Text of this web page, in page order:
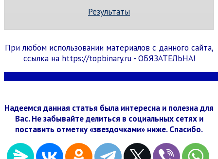
Результаты
При любом использовании материалов с данного сайта,
ссылка на https://topbinary.ru - ОБЯЗАТЕЛЬНА!
Надеемся данная статья была интересна и полезна для
Вас. Не забывайте делиться в социальных сетях и
поставить отметку «звездочками» ниже. Спасибо.